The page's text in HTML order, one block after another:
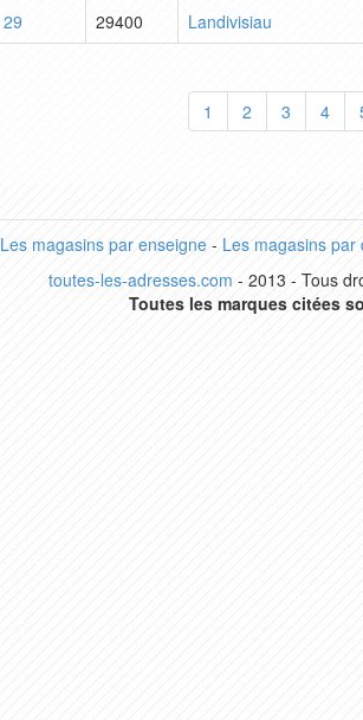
29
29400 Landivisiau
1 2 3 4
Les magasins par enseigne- Les magasins par
toutes-les-adresses.com - 2013 - Tous
Toutes les marques citées